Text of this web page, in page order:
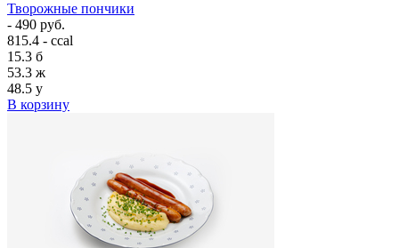
Творожные пончики
- 490 руб.
815.4 - ccal
15.3 б
53.3 ж
48.5 у
В корзину